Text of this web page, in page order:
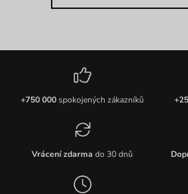
+750 000spokojených zákazníků
Vrácení zdarma do 30 dnů